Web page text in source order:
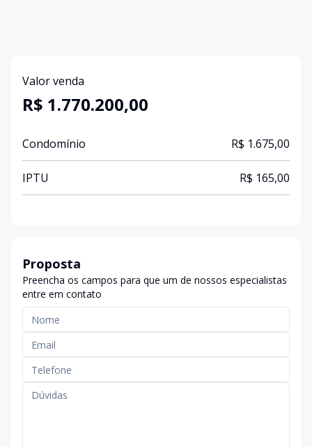
Valor venda
R$ 1.770.200,00
Condomínio R$ 1.675,00
IPTU R$ 165,00
Proposta
Preencha os campos para que um de nossos especialistas
entre em contato